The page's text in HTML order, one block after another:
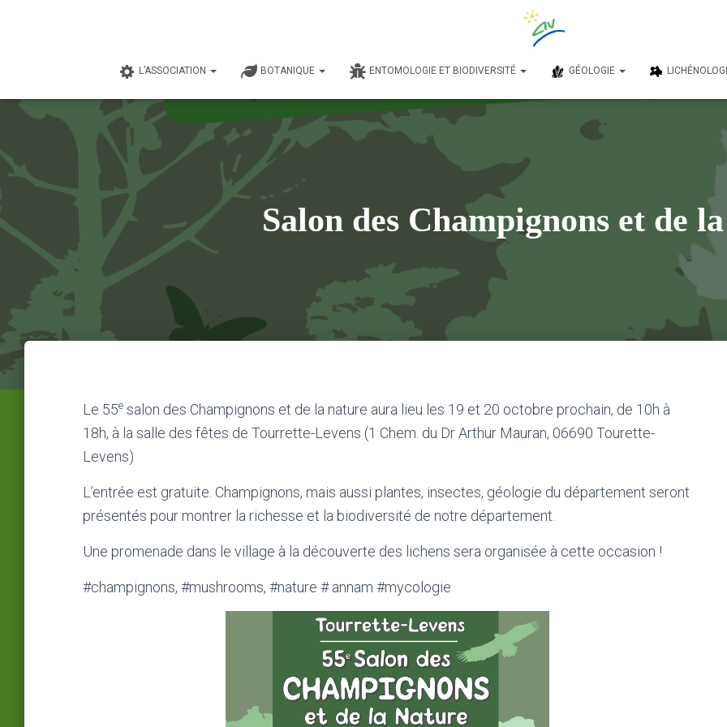
L’ASSOCIATION BOTANIQUE ENTOMOLOGIE ET BIODIVERSITÉ GÉOLOGIE
Salon des Champignons et de
Le 55e salon des Champignons et de la nature aura lieu les 19 et 20 octobre prochain, de 10h à
18h, à la salle des fêtes de Tourrette-Levens (1 Chem. du Dr Arthur Mauran, 06690 Tourette-
Levens)
L’entrée est gratuite. Champignons, mais aussi plantes, insectes, géologie du département seront
présentés pour montrer la richesse et la biodiversité de notre département.
Une promenade dans le village à la découverte des lichens sera organisée à cette occasion !
#champignons, #mushrooms, #nature # annam #mycologie